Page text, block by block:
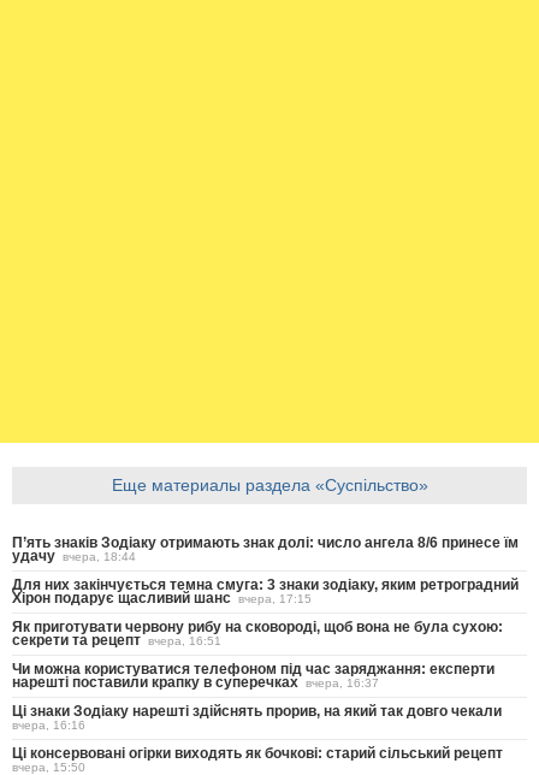
Еще материалы раздела «Суспільство»
П’ять знаків Зодіаку отримають знак долі: число ангела 8/6 принесе їм
удачу вчера, 18:44
Для них закінчується темна смуга: 3 знаки зодіаку, яким ретроградний
Хірон подарує щасливий шанс вчера, 17:15
Як приготувати червону рибу на сковороді, щоб вона не була сухою:
секрети та рецепт вчера, 16:51
Чи можна користуватися телефоном під час заряджання: експерти
нарешті поставили крапку в суперечках вчера, 16:37
Ці знаки Зодіаку нарешті здійснять прорив, на який так довго чекали
вчера, 16:16
Ці консервовані огірки виходять як бочкові: старий сільський рецепт
вчера, 15:50